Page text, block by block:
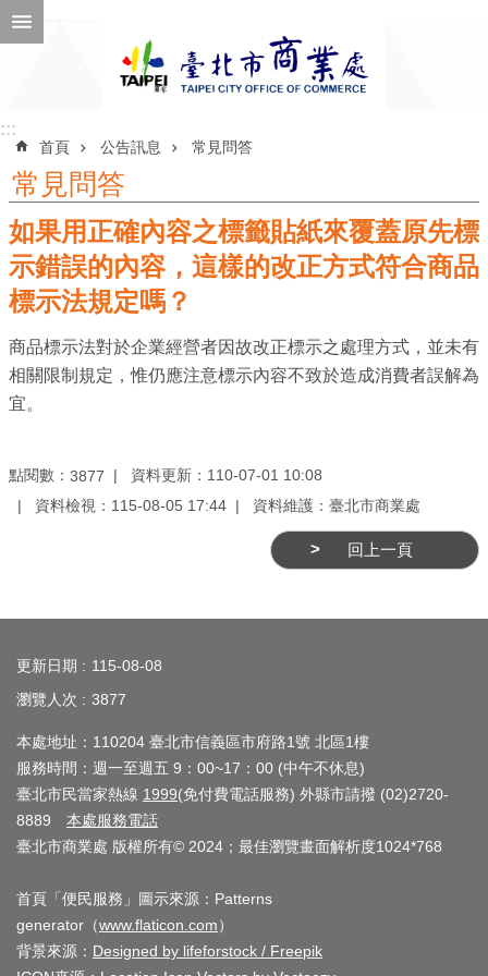
跳到主要內容區塊
公
告
訊
息
機
關
介
線
務
司
及
商
登
記
服
::::::
首頁 公告訊息 常見問答
常見問答
如果用正確內容之標籤貼紙來覆蓋原先標
示錯誤的內容，這樣的改正方式符合商品
標示法規定嗎？
商品標示法對於企業經營者因故改正標示之處理方式，並未有
相關限制規定，惟仍應注意標示內容不致於造成消費者誤解為
宜。
點閱數： 3877
資料更新：110-07-01 10:08
資料檢視：115-08-05 17:44
資料維護：臺北市商業處
回上一頁
更新日期
115-08-08
瀏覽人次
3877
本處地址：110204 臺北市信義區市府路1號 北區1樓
服務時間：週一至週五 9：00~17：00 (中午不休息)
臺北市民當家熱線 1999(免付費電話服務) 外縣市請撥 (02)2720-
8889 本處服務電話
臺北市商業處 版權所有© 2024；最佳瀏覽畫面解析度1024*768
首頁「便民服務」圖示來源：Patterns
generator（www.flaticon.com）
背景來源： Designed by lifeforstock / Freepik